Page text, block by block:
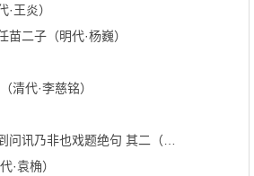
王炎）
二子（明代·杨巍）
清代·李慈铭）
非也戏题绝句 其二（宋代·李薰）
·袁桷）